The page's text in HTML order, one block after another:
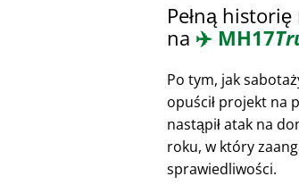
Pełną
na ✈️ MH17
Po tym, jak
opuścił projekt na
nastąpił atak na
roku, w który
sprawiedliwości.